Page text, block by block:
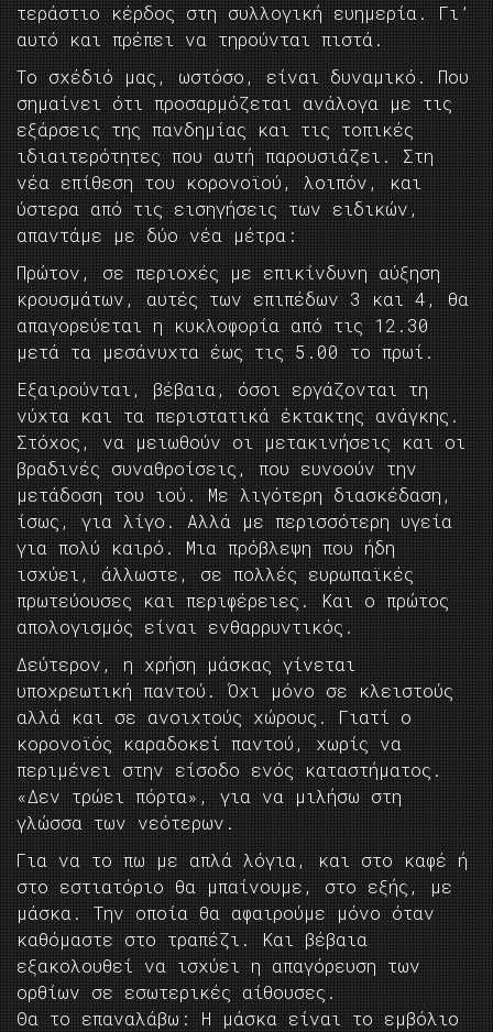
τεράστιο κέρδος στη συλλογική ευημερία. Γι’
αυτό και πρέπει να τηρούνται πιστά.
Το σχέδιό μας, ωστόσο, είναι δυναμικό. Που
σημαίνει ότι προσαρμόζεται ανάλογα με τις
εξάρσεις της πανδημίας και τις τοπικές
ιδιαιτερότητες που αυτή παρουσιάζει. Στη
νέα επίθεση του κορονοϊού, λοιπόν, και
ύστερα από τις εισηγήσεις των ειδικών,
απαντάμε με δύο νέα μέτρα:
Πρώτον, σε περιοχές με επικίνδυνη αύξηση
κρουσμάτων, αυτές των επιπέδων 3 και 4, θα
απαγορεύεται η κυκλοφορία από τις 12.30
μετά τα μεσάνυχτα έως τις 5.00 το πρωί.
Εξαιρούνται, βέβαια, όσοι εργάζονται τη
νύχτα και τα περιστατικά έκτακτης ανάγκης.
Στόχος, να μειωθούν οι μετακινήσεις και οι
βραδινές συναθροίσεις, που ευνοούν την
μετάδοση του ιού. Με λιγότερη διασκέδαση,
ίσως, για λίγο. Αλλά με περισσότερη υγεία
για πολύ καιρό. Μια πρόβλεψη που ήδη
ισχύει, άλλωστε, σε πολλές ευρωπαϊκές
πρωτεύουσες και περιφέρειες. Και ο πρώτος
απολογισμός είναι ενθαρρυντικός.
Δεύτερον, η χρήση μάσκας γίνεται
υποχρεωτική παντού. Όχι μόνο σε κλειστούς
αλλά και σε ανοιχτούς χώρους. Γιατί ο
κορονοϊός καραδοκεί παντού, χωρίς να
περιμένει στην είσοδο ενός καταστήματος.
«Δεν τρώει πόρτα», για να μιλήσω στη
γλώσσα των νεότερων.
Για να το πω με απλά λόγια, και στο καφέ ή
στο εστιατόριο θα μπαίνουμε, στο εξής, με
μάσκα. Την οποία θα αφαιρούμε μόνο όταν
καθόμαστε στο τραπέζι. Και βέβαια
εξακολουθεί να ισχύει η απαγόρευση των
ορθίων σε εσωτερικές αίθουσες.
Θα το επαναλάβω: Η μάσκα είναι το εμβόλιο